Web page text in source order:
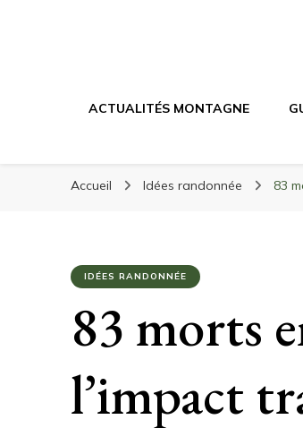
ACTUALITÉS MONTAGNE
Accueil Idées randonnée 83
IDÉES RANDONNÉE
83 morts
l’impact